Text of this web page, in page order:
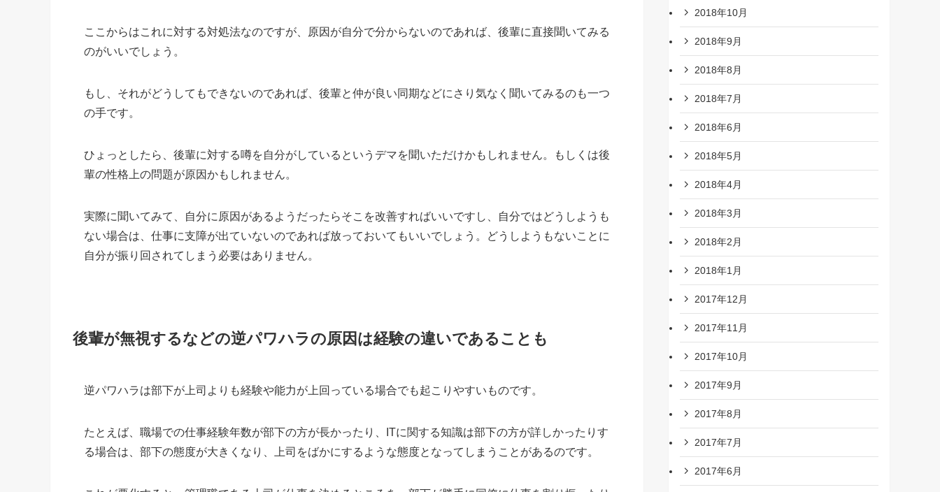
ここからはこれに対する対処法なのですが、原因が自分で分からないのであれば、後輩に直接聞いてみる
のがいいでしょう。
もし、それがどうしてもできないのであれば、後輩と仲が良い同期などにさり気なく聞いてみるのも一つ
の手です。
ひょっとしたら、後輩に対する噂を自分がしているというデマを聞いただけかもしれません。もしくは後
輩の性格上の問題が原因かもしれません。
実際に聞いてみて、自分に原因があるようだったらそこを改善すればいいですし、自分ではどうしようも
ない場合は、仕事に支障が出ていないのであれば放っておいてもいいでしょう。どうしようもないことに
自分が振り回されてしまう必要はありません。
後輩が無視するなどの逆パワハラの原因は経験の違いであることも
逆パワハラは部下が上司よりも経験や能力が上回っている場合でも起こりやすいものです。
たとえば、職場での仕事経験年数が部下の方が長かったり、ITに関する知識は部下の方が詳しかったりす
る場合は、部下の態度が大きくなり、上司をばかにするような態度となってしまうことがあるのです。
2018年10月
2018年9月
2018年8月
2018年7月
2018年6月
2018年5月
2018年4月
2018年3月
2018年2月
2018年1月
2017年12月
2017年11月
2017年10月
2017年9月
2017年8月
2017年7月
2017年6月